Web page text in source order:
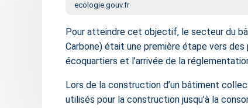
ecologie.gouv.fr
Pour atteindre cet objectif, le secteur du
Carbone) était une première étape vers des
écoquartiers et l’arrivée de la
Lors de la construction d’un bâtiment
utilisés pour la construction jusqu’à la